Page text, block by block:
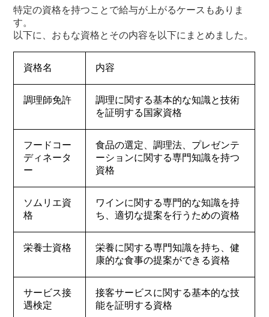
特定の資格を持つことで給与が上がるケースもありま
す。
以下に、おもな資格とその内容を以下にまとめました。
資格名 内容
調理師免許
調理に関する基本的な知識と技術
を証明する国家資格
フードコー
ディネータ
ー
食品の選定、調理法、プレゼンテ
ーションに関する専門知識を持つ
資格
ソムリエ資
格
ワインに関する専門的な知識を持
ち、適切な提案を行うための資格
栄養士資格
栄養に関する専門知識を持ち、健
康的な食事の提案ができる資格
サービス接
遇検定
接客サービスに関する基本的な技
能を証明する資格